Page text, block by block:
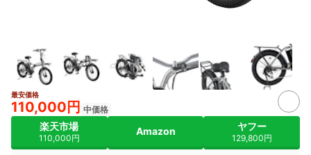
最安価格
110,000円 中価格
楽天市場
110,000円
Amazon ヤフー
129,800円